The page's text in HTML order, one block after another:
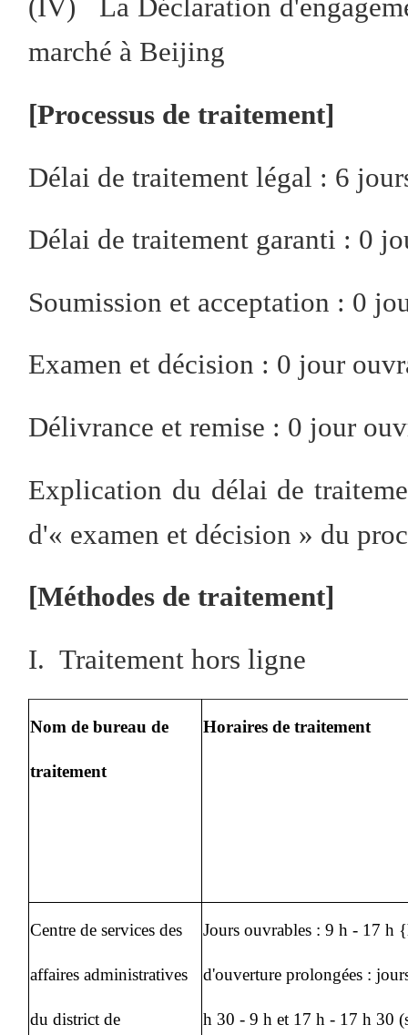
(IV) La Déclaration
marché à Beijing
[Processus de traitement]
Délai de traitement légal : 6
Délai de traitement garanti : 0
Soumission et acceptation : 0
Examen et décision : 0 jour
Délivrance et remise : 0 jour
Explication du délai de
d'« examen et décision » du
[Méthodes de traitement]
I. Traitement hors ligne
Nomde bureau de
traitement
Horaires de traitement
Centre de services des
affaires administratives
du district de
Jours ouvrables : 9 h - 17 h
d'ouverture prolongées :
h 30 - 9 h et 17 h - 17 h 30